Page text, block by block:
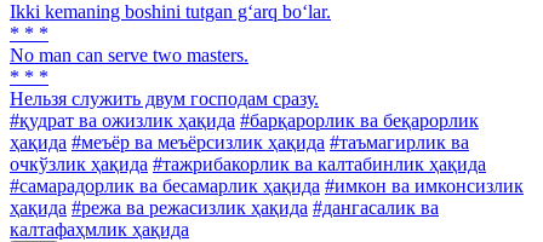
Ikki kemaning boshini tutgan g‘arq bo‘lar.
* * *
No man can serve two masters.
* * *
Нельзя служить двум господам сразу.
#қудрат ва ожизлик ҳақида #барқарорлик ва беқарорлик
ҳақида #меъёр ва меъёрсизлик ҳақида #таъмагирлик ва
очкўзлик ҳақида #тажрибакорлик ва калтабинлик ҳақида
#самарадорлик ва бесамарлик ҳақида #имкон ва имконсизлик
ҳақида #режа ва режасизлик ҳақида #дангасалик ва
калтафаҳмлик ҳақида